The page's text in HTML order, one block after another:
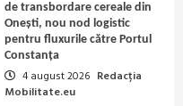
de transbordare cereale din
Onești, nou nod logistic
pentru fluxurile către Portul
Constanța
4 august 2026 Redacția
Mobilitate.eu